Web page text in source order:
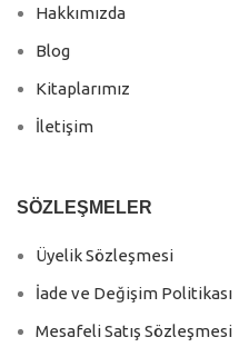
Hakkımızda
Blog
Kitaplarımız
İletişim
SÖZLEŞMELER
Üyelik Sözleşmesi
İade ve Değişim Politikası
Mesafeli Satış Sözleşmesi